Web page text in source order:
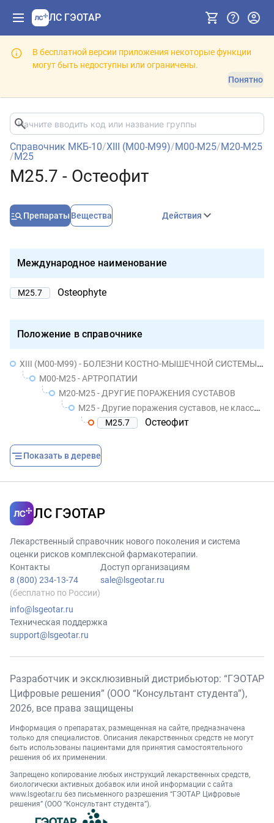
ЛС ГЭОТАР
В бесплатной версии приложения некоторые функции
могут быть недоступны или ограничены.
Понятно
Справочник МКБ-10/XIII (M00-M99)/M00-M25/M20-M25
/M25
M25.7 - Остеофит
Препараты Вещества Действия
Международное наименование
M25.7 Osteophyte
Положение в справочнике
XIII (M00-M99) - БОЛЕЗНИ КОСТНО-МЫШЕЧНОЙ СИСТЕМЫ И СОЕДИНИТЕЛЬНОЙ ТКАНИ
M00-M25 - АРТРОПАТИИ
M20-M25 - ДРУГИЕ ПОРАЖЕНИЯ СУСТАВОВ
M25 - Другие поражения суставов, не классифицированные в других рубриках
M25.7
Остеофит
Показать в дереве
ЛС ГЭОТАР
Лекарственный справочник нового поколения и система
оценки рисков комплексной фармакотерапии.
Контакты
8 (800) 234-13-74
(бесплатно по России)
info@lsgeotar.ru
Доступ организациям
sale@lsgeotar.ru
Техническая поддержка
support@lsgeotar.ru
Разработчик и эксклюзивный дистрибьютор: “ГЭОТАР
Цифровые решения” (ООО “Консультант студента”),
2026, все права защищены
Информация о препаратах, размещенная на сайте, предназначена
только для специалистов. Описания лекарственных средств не могут
быть использованы пациентами для принятия самостоятельного
решения об их применении.
Запрещено копирование любых инструкций лекарственных средств,
биологически активных добавок или иной информации с сайта
www.lsgeotar.ru без письменного разрешения “ГЭОТАР Цифровые
решения” (ООО “Консультант студента”).